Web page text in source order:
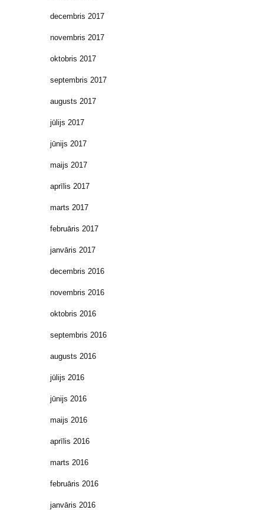
decembris 2017
novembris 2017
oktobris 2017
septembris 2017
augusts 2017
jūlijs 2017
jūnijs 2017
maijs 2017
aprīlis 2017
marts 2017
februāris 2017
janvāris 2017
decembris 2016
novembris 2016
oktobris 2016
septembris 2016
augusts 2016
jūlijs 2016
jūnijs 2016
maijs 2016
aprīlis 2016
marts 2016
februāris 2016
janvāris 2016